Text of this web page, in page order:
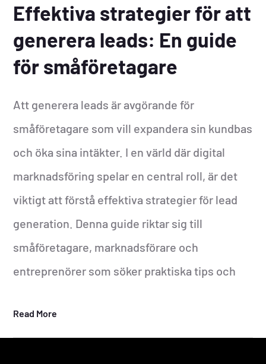
Effektiva strategier för att
generera leads: En guide
för småföretagare
Att generera leads är avgörande för
småföretagare som vill expandera sin kundbas
och öka sina intäkter. I en värld där digital
marknadsföring spelar en central roll, är det
viktigt att förstå effektiva strategier för lead
generation. Denna guide riktar sig till
småföretagare, marknadsförare och
entreprenörer som söker praktiska tips och
Read More